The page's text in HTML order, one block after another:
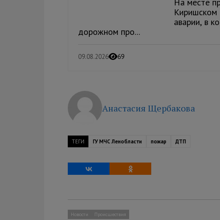
Киришском
аварии, в
дорожном про...
09.08.2026 69
Анастасия Щербакова
ТЕГИ ГУ МЧС Ленобласти пожар ДТП
Новости Происшествия